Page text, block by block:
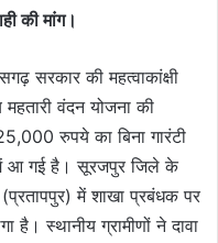
की मांग।
सरकार की महत्वाकांक्षी
वंदन योजना की
रुपये का बिना गारंटी
आ गई है। सूरजपुर जिले के
में शाखा प्रबंधक पर
है। स्थानीय ग्रामीणों ने दावा